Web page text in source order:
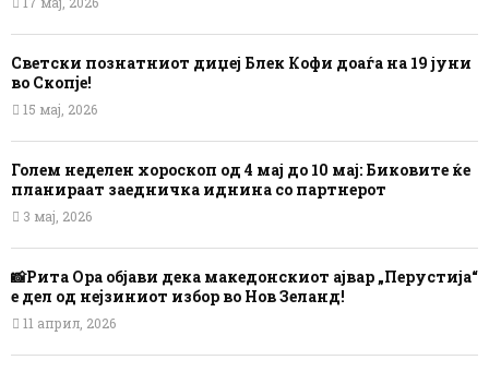
Светски познатниот диџеј Блек Кофи доаѓа на 19 јуни
во Скопје!
15 мај, 2026
Голем неделен хороскоп од 4 мај до 10 мај: Биковите ќе
планираат заедничка иднина со партнерот
3 мај, 2026
📸Рита Ора објави дека македонскиот ајвар „Перустија“
е дел од нејзиниот избор во Нов Зеланд!
11 април, 2026